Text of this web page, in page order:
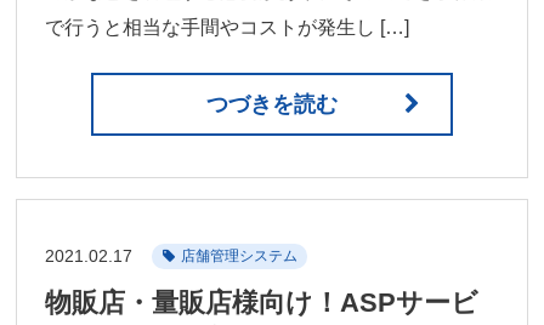
で行うと相当な手間やコストが発生し […]
つづきを読む
2021.02.17 店舗管理システム
物販店・量販店様向け！ASPサービ